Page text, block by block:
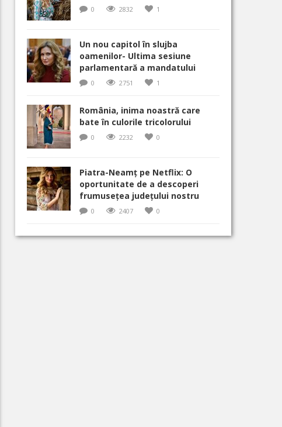
0 2832 1
Un nou capitol în slujba
oamenilor- Ultima sesiune
parlamentară a mandatului
0 2751 1
România, inima noastră care
bate în culorile tricolorului
0 2232 0
Piatra-Neamț pe Netflix: O
oportunitate de a descoperi
frumusețea județului nostru
0 2407 0